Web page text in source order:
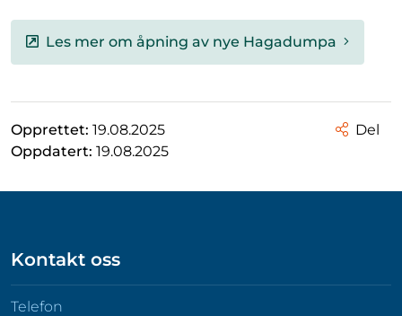
Les mer om åpning av nye Hagadumpa
Opprettet: 19.08.2025
Oppdatert: 19.08.2025
Del
Kontakt oss
Telefon